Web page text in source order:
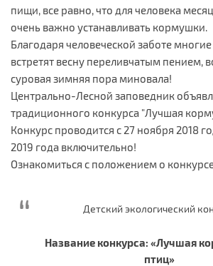
пищи, все равно, что для человека
очень важно устанавливать кормушки.
Благодаря человеческой заботе
встретят весну переливчатым пением,
суровая зимняя пора миновала!
Центрально-Лесной заповедник
традиционного конкурса "Лучшая
Конкурс проводится с 27 ноября 2018
2019 года включительно!
Ознакомиться с положением о
Детский экологический
Название конкурса: «Лучшая
птиц»